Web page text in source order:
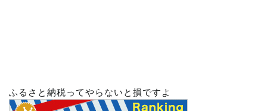
ふるさと納税ってやらないと損ですよ